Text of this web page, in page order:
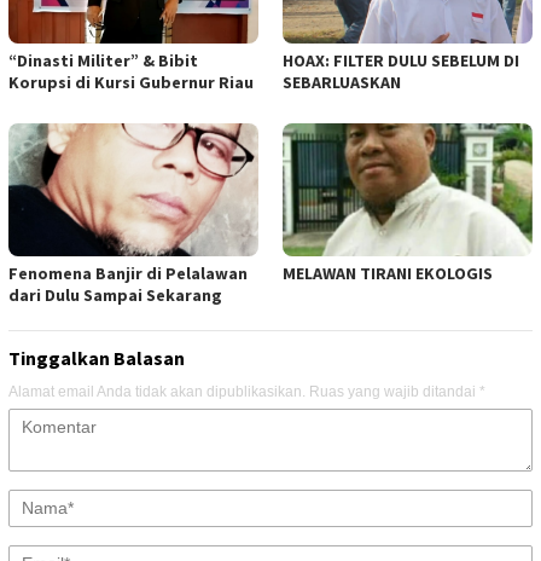
“Dinasti Militer” & Bibit
Korupsi di Kursi Gubernur Riau
HOAX: FILTER DULU SEBELUM DI
SEBARLUASKAN
Fenomena Banjir di Pelalawan
dari Dulu Sampai Sekarang
MELAWAN TIRANI EKOLOGIS
Tinggalkan Balasan
Alamat email Anda tidak akan dipublikasikan. Ruas yang wajib ditandai *